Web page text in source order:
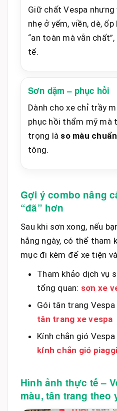
Giữ chất Vespa nhưng
nhẹ ở yếm, viền, dè,
“an toàn mà vẫn
tế.
Sơn dặm – phục hồi
Dành cho xe chỉ trầy
phục hồi thẩm mỹ mà
trọng là so màu chuẩn
tông.
Gợi ý combo nâng
“đã” hơn
Sau khi sơn xong, nếu
hằng ngày, có thể tham
mục đi kèm để xe tiện
Tham khảo dịch vụ
tổng quan: sơn xe
Gói tân trang
tân trang xe vespa
Kính chắn gió
kính chắn gió
Hình ảnh thực tế –
màu, tân trang theo